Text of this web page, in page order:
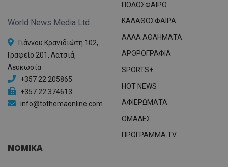
World News Media Ltd
Γιάννου Κρανιδιώτη 102,
Γραφείο 201, Λατσιά,
Λευκωσία
+357 22 205865
+357 22 374613
info@tothemaonline.com
ΠΟΔΟΣΦΑΙΡΟ
ΚΑΛΑΘΟΣΦΑΙΡΑ
ΑΛΛΑ ΑΘΛΗΜΑΤΑ
ΑΡΘΡΟΓΡΑΦΙΑ
SPORTS+
HOT NEWS
ΑΦΙΕΡΩΜΑΤΑ
ΟΜΑΔΕΣ
ΠΡΟΓΡΑΜΜΑ TV
ΝΟΜΙΚΑ